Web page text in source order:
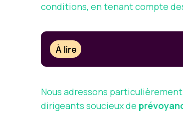
conditions, en tenant compte
À lire
Nous adressons
dirigeants soucieux de